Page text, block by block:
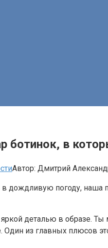
ботинок, в
Автор: Дмитрий
дождливую погоду, наша
деталью в образе.
из главных плюсов